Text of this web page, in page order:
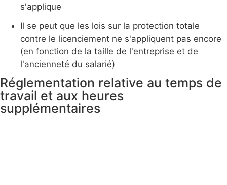
s'applique
Il se peut que les lois sur la protection totale
contre le licenciement ne s'appliquent pas encore
(en fonction de la taille de l'entreprise et de
l'ancienneté du salarié)
Réglementation relative au temps de
travail et aux heures
supplémentaires